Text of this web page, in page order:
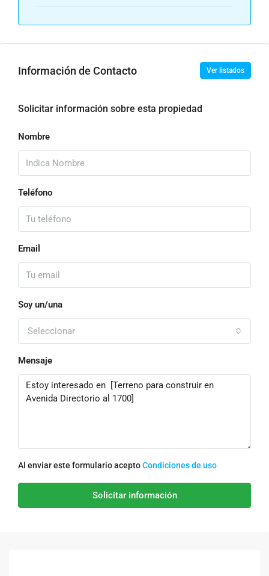
Información de Contacto Ver listados
Solicitar información sobre esta propiedad
Nombre
Teléfono
Email
Soy un/una
Seleccionar
Mensaje
Al enviar este formulario aceptoCondiciones de uso
Solicitar información